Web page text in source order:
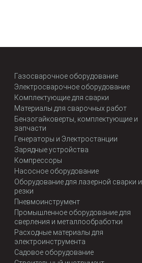
Газосварочное оборудование
Электросварочное оборудование
Комплектующие для сварки
Материалы для сварочных работ
Бензогайковерты, комплектующие и
запчасти
Генераторы и Электростанции
Зарядные устройства
Компрессоры
Насосное оборудование
Оборудование для лазерной сварки и
резки
Пневмоинструмент
Промышленное оборудование для
сверления и металлообработки
Расходные материалы для
электроинструмента
Садовое оборудование